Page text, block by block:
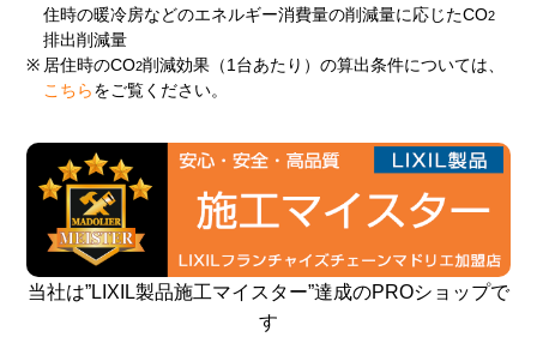
住時の暖冷房などのエネルギー消費量の削減量に応じたCO2
排出削減量
※ 居住時のCO2削減効果（1台あたり）の算出条件については、
こちら をご覧ください。
当社は”LIXIL製品施工マイスター”達成のPROショップで
す